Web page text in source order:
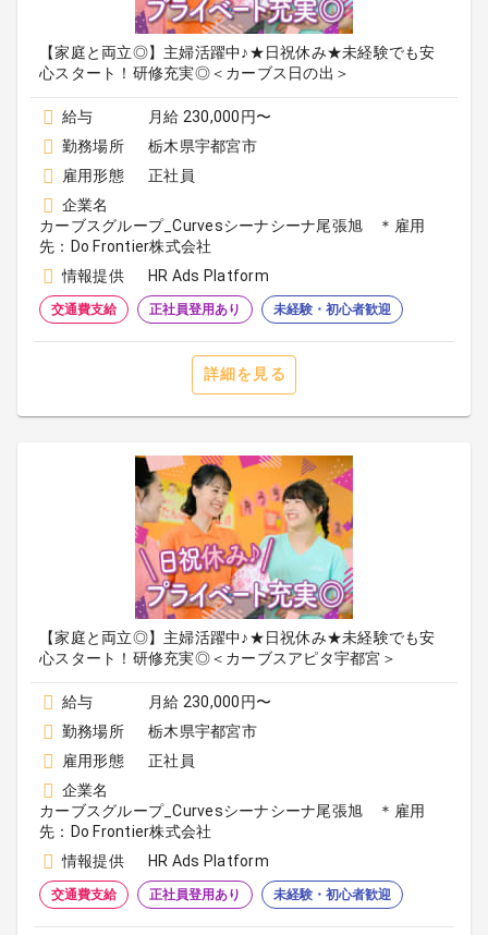
【家庭と両立◎】主婦活躍中♪★日祝休み★未経験でも安
心スタート！研修充実◎＜カーブス日の出＞
給与
月給 230,000円〜
勤務場所
栃木県宇都宮市
雇用形態
正社員
企業名
カーブスグループ_Curvesシーナシーナ尾張旭 ＊雇用
先：Do Frontier株式会社
情報提供
HR Ads Platform
交通費支給 正社員登用あり 未経験・初心者歓迎
詳細を見る
【家庭と両立◎】主婦活躍中♪★日祝休み★未経験でも安
心スタート！研修充実◎＜カーブスアピタ宇都宮＞
給与
月給 230,000円〜
勤務場所
栃木県宇都宮市
雇用形態
正社員
企業名
カーブスグループ_Curvesシーナシーナ尾張旭 ＊雇用
先：Do Frontier株式会社
情報提供
HR Ads Platform
交通費支給 正社員登用あり 未経験・初心者歓迎